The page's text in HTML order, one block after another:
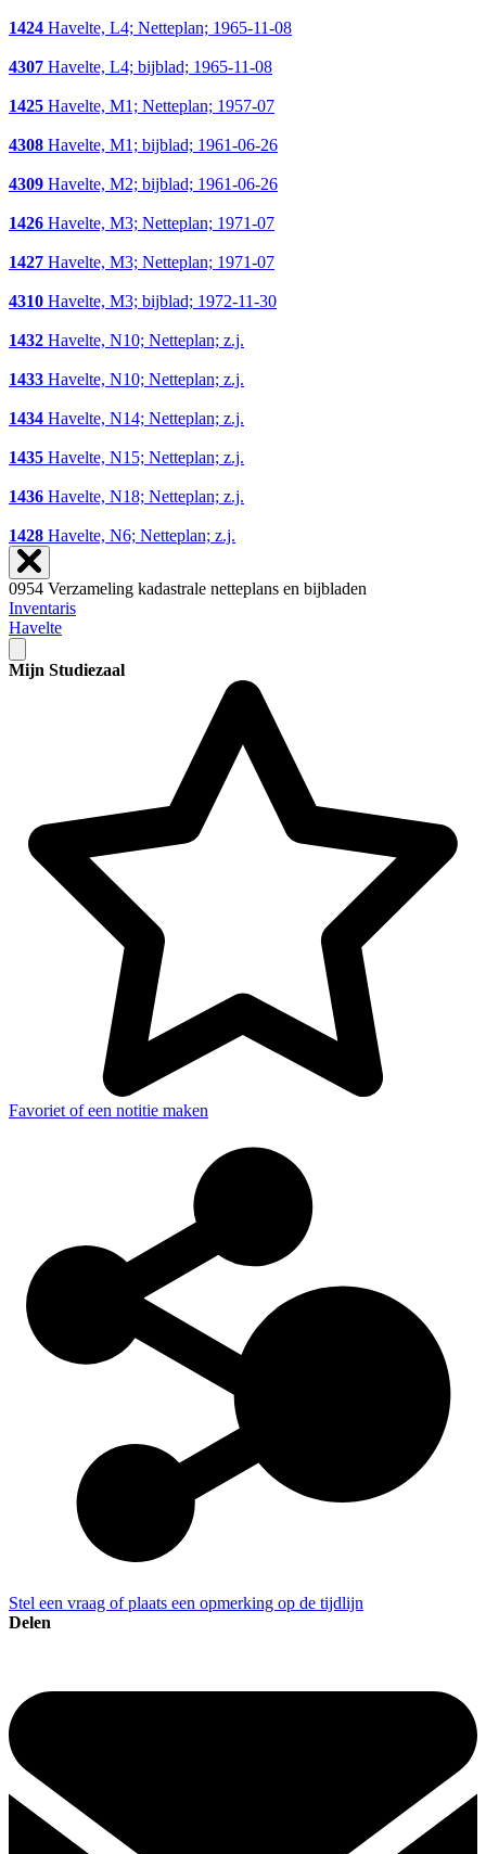
1424 Havelte, L4; Netteplan; 1965-11-08
4307 Havelte, L4; bijblad; 1965-11-08
1425 Havelte, M1; Netteplan; 1957-07
4308 Havelte, M1; bijblad; 1961-06-26
4309 Havelte, M2; bijblad; 1961-06-26
1426 Havelte, M3; Netteplan; 1971-07
1427 Havelte, M3; Netteplan; 1971-07
4310 Havelte, M3; bijblad; 1972-11-30
1432 Havelte, N10; Netteplan; z.j.
1433 Havelte, N10; Netteplan; z.j.
1434 Havelte, N14; Netteplan; z.j.
1435 Havelte, N15; Netteplan; z.j.
1436 Havelte, N18; Netteplan; z.j.
1428 Havelte, N6; Netteplan; z.j.
0954 Verzameling kadastrale netteplans en bijbladen
Inventaris
Havelte
Mijn Studiezaal
Favoriet of een notitie maken
Stel een vraag of plaats een opmerking op de tijdlijn
Delen